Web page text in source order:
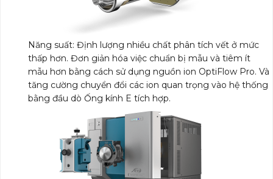
Năng suất: Định lượng nhiều chất phân tích vết ở mức
thấp hơn. Đơn giản hóa việc chuẩn bị mẫu và tiêm ít
mẫu hơn bằng cách sử dụng nguồn ion OptiFlow Pro. Và
tăng cường chuyển đổi các ion quan trọng vào hệ thống
bằng đầu dò Ống kính E tích hợp.